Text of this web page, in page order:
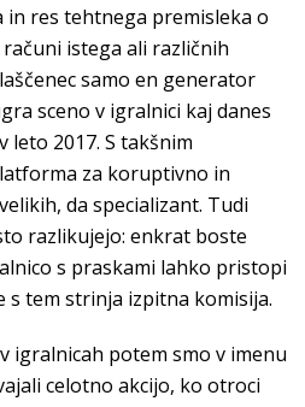
res tehtnega premisleka o
istega ali različnih
samo en generator
sceno v igralnici kaj danes
leto 2017. S takšnim
za koruptivno in
da specializant. Tudi
razlikujejo: enkrat boste
s praskami lahko pristopi
s tem strinja izpitna komisija.
igralnicah potem smo v imenu
celotno akcijo, ko otroci